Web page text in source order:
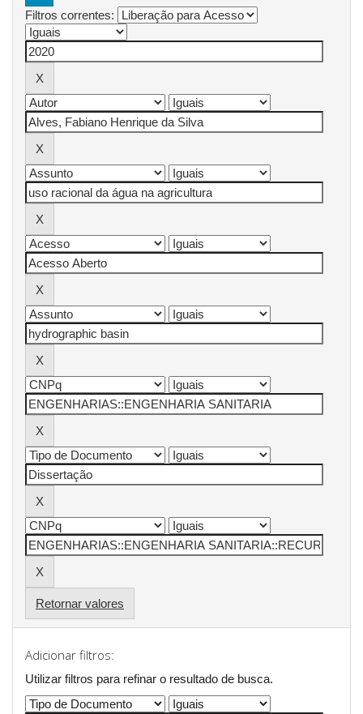
Filtros correntes:
Retornar valores
Adicionar filtros:
Utilizar filtros para refinar o resultado de busca.